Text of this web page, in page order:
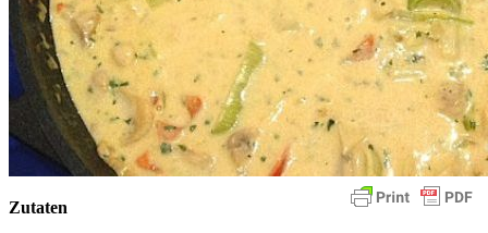
Zutaten